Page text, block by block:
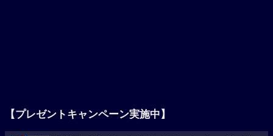
【プレゼントキャンペーン実施中】